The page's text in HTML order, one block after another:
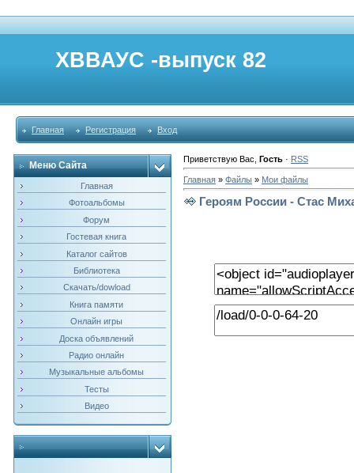
ХВВАУС -выпуск 82
Главная Регистрация Вход
Меню Сайта
Главная
Фотоальбомы
Форум
Гостевая книга
Каталог сайтов
Библиотека
Скачать/dowload
Книга памяти
Онлайн игры
Доска объявлений
Радио онлайн
Музыкальные альбомы
Тесты
Видео
Приветствую Вас Гость· RSS
Главная» Файлы» Мои файлы
Героям России - Стас